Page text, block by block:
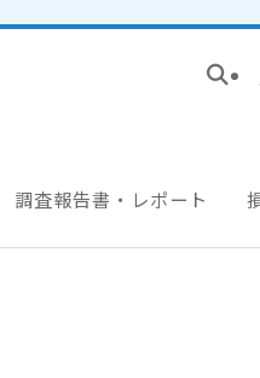
調査報告書・レポート